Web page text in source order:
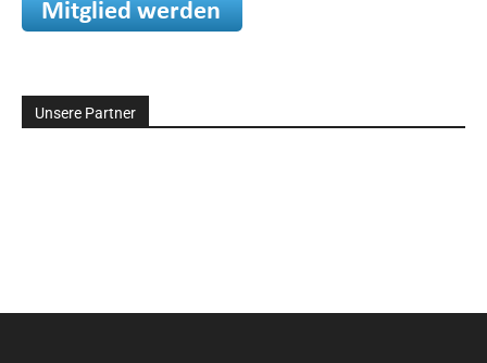
Unsere Partner